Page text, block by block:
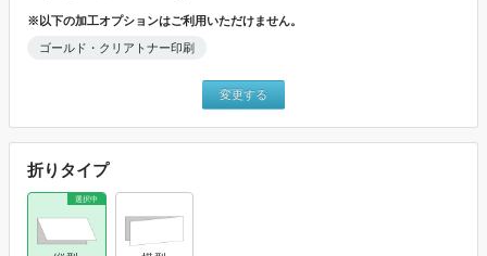
※以下の加工オプションはご利用いただけません。
ゴールド・クリアトナー印刷
変更する
折りタイプ